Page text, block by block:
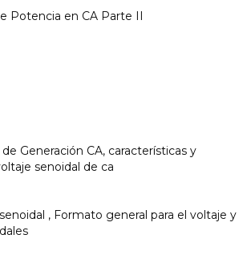
Potencia en CA Parte II
Generación CA, características y
senoidal de ca
, Formato general para el voltaje y